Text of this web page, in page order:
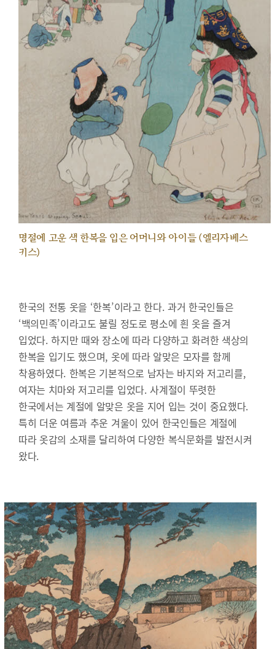
명절에 고운 색 한복을 입은 어머니와 아이들 (엘리자베스
키스)
한국의 전통 옷을 ‘한복’이라고 한다. 과거 한국인들은
‘백의민족’이라고도 불릴 정도로 평소에 흰 옷을 즐겨
입었다. 하지만 때와 장소에 따라 다양하고 화려한 색상의
한복을 입기도 했으며, 옷에 따라 알맞은 모자를 함께
착용하였다. 한복은 기본적으로 남자는 바지와 저고리를,
여자는 치마와 저고리를 입었다. 사계절이 뚜렷한
한국에서는 계절에 알맞은 옷을 지어 입는 것이 중요했다.
특히 더운 여름과 추운 겨울이 있어 한국인들은 계절에
따라 옷감의 소재를 달리하여 다양한 복식문화를 발전시켜
왔다.